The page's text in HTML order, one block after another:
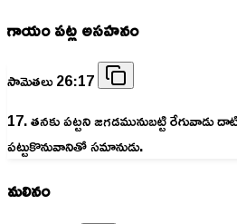
గాయం పట్ల అసహనం
సామెతలు 26:17
17. తనకు పట్టని జగడమునుబట్టి రేగువాడు
పట్టుకొనువానితో సమానుడు.
మలినం